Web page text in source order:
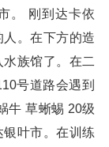
。 刚到达卡依
。在下方的造
族馆了。在二
号道路会遇到
牛 草蜥蜴 20级
叶市。在训练